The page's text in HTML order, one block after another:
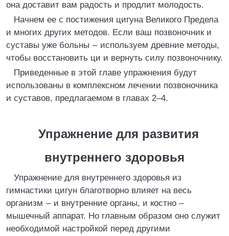
она доставит вам радость и продлит молодость.
Начнем ее с постижения цигуна Великого Предела
и многих других методов. Если ваш позвоночник и
суставы уже больны – используем древние методы,
чтобы восстановить ци и вернуть силу позвоночнику.
Приведенные в этой главе упражнения будут
использованы в комплексном лечении позвоночника
и суставов, предлагаемом в главах 2–4.
Упражнение для развития
внутреннего здоровья
Упражнение для внутреннего здоровья из
гимнастики цигун благотворно влияет на весь
организм – и внутренние органы, и костно –
мышечный аппарат. Но главным образом оно служит
необходимой настройкой перед другими